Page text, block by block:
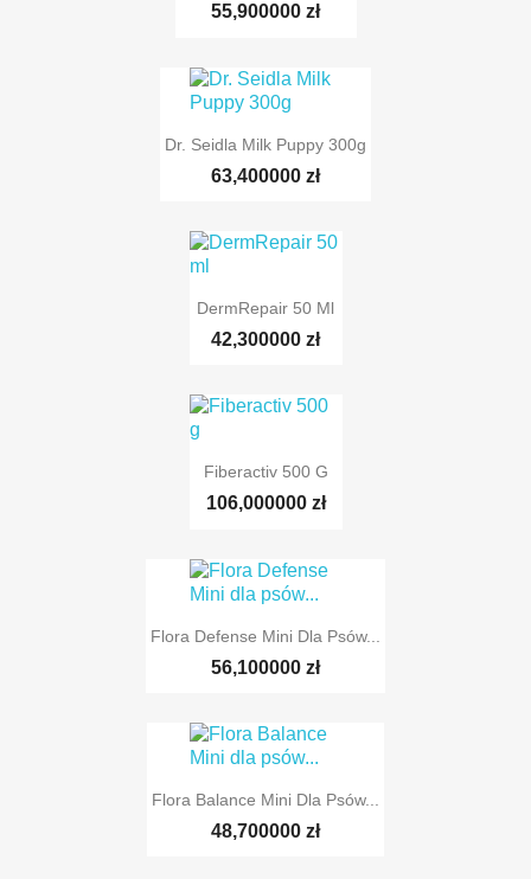
55,900000 zł
TYLKO ONLINE
Dr. Seidla Milk Puppy 300g
63,400000 zł
DermRepair 50 Ml
42,300000 zł
Fiberactiv 500 G
106,000000 zł
Flora Defense Mini Dla Psów...
56,100000 zł
Flora Balance Mini Dla Psów...
48,700000 zł